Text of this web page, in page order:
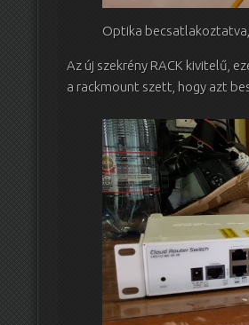
Optika
Az új szekrény RACK kivitelű,
a rackmount szett, hogy azt